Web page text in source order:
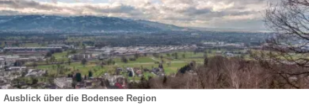
Ausblick über die Bodensee Region